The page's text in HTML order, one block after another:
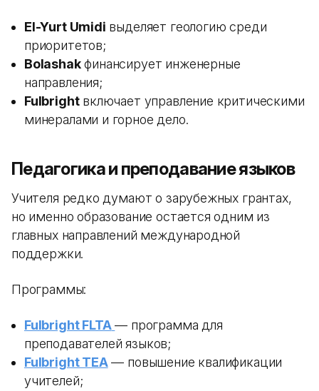
El-Yurt Umidi выделяет геологию среди
приоритетов;
Bolashakфинансирует инженерные
направления;
Fulbrightвключает управление критическими
минералами и горное дело.
Педагогика и преподавание языков
Учителя редко думают о зарубежных грантах,
но именно образование остается одним из
главных направлений международной
поддержки.
Программы:
Fulbright FLTA — программа для
преподавателей языков;
Fulbright TEA— повышение квалификации
учителей;